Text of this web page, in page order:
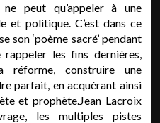
peut qu’appeler à une
et politique. C’est dans ce
son ‘poème sacré’ pendant
rappeler les fins dernières,
construire une
parfait, en acquérant ainsi
et prophète.Jean Lacroix
les multiples pistes